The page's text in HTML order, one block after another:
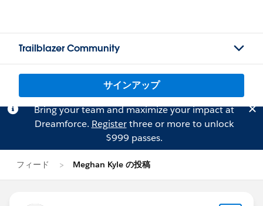
Trailblazer Community
サインアップ
Bring your team and maximize your impact at
Dreamforce. Registerthree or more to unlock
$999 passes.
フィード Meghan Kyle の投稿